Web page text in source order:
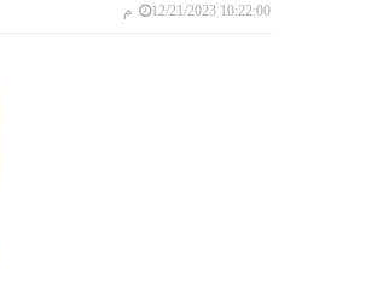
12/21/2023 10:22:00 م